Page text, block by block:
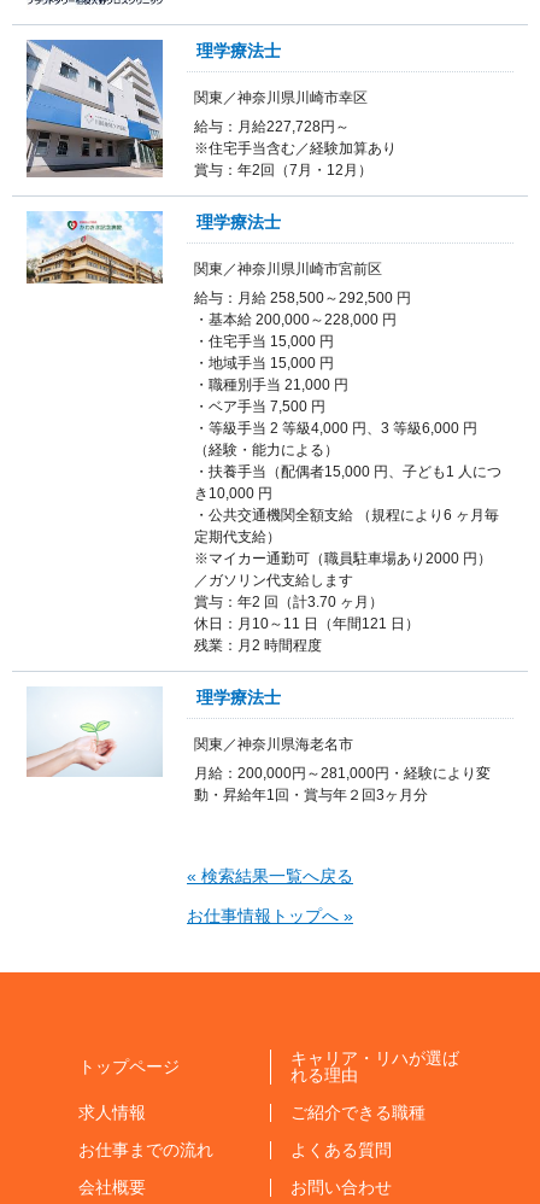
理学療法士
関東／神奈川県川崎市幸区
給与：月給227,728円～
※住宅手当含む／経験加算あり
賞与：年2回（7月・12月）
理学療法士
関東／神奈川県川崎市宮前区
給与：月給 258,500～292,500 円
・基本給 200,000～228,000 円
・住宅手当 15,000 円
・地域手当 15,000 円
・職種別手当 21,000 円
・ベア手当 7,500 円
・等級手当 2 等級4,000 円、3 等級6,000 円
（経験・能力による）
・扶養手当（配偶者15,000 円、子ども1 人につ
き10,000 円
・公共交通機関全額支給 （規程により6 ヶ月毎
定期代支給）
※マイカー通勤可（職員駐車場あり2000 円）
／ガソリン代支給します
賞与：年2 回（計3.70 ヶ月）
休日：月10～11 日（年間121 日）
残業：月2 時間程度
理学療法士
関東／神奈川県海老名市
月給：200,000円～281,000円・経験により変
動・昇給年1回・賞与年２回3ヶ月分
« 検索結果一覧へ戻る
お仕事情報トップへ »
トップページ
キャリア・リハが選ば
れる理由
求人情報
ご紹介できる職種
お仕事までの流れ
よくある質問
会社概要
お問い合わせ